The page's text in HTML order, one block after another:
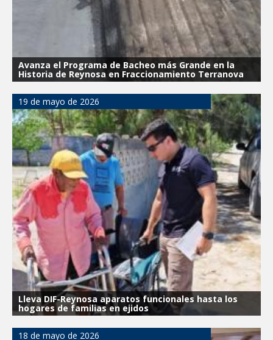
Avanza el Programa de Bacheo más Grande en la
Historia de Reynosa en Fraccionamiento Terranova
19 de mayo de 2026
Lleva DIF-Reynosa aparatos funcionales hasta los
hogares de familias en ejidos
18 de mayo de 2026